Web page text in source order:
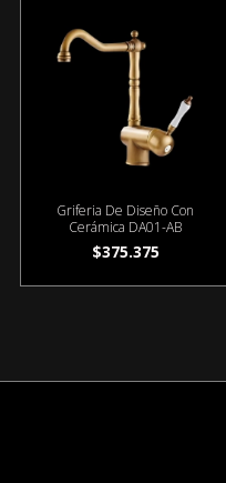
Griferia De Diseño Con
Cerámica DA01-AB
$375.375